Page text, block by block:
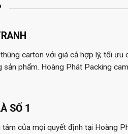
carton với giá cả hợp lý, tối ưu
sản phẩm. Hoàng Phát Packing
SỐ 1
của mọi quyết định tại Hoàng